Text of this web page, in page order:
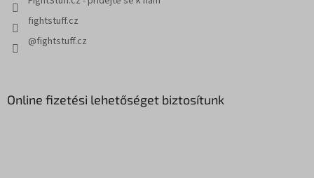
fightstuff.cz
@fightstuff.cz
Online fizetési lehetőséget biztosítunk